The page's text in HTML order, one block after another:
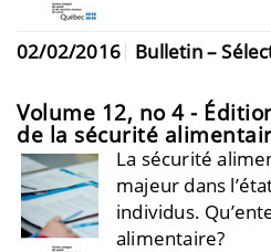
02/02/2016 Bulletin –
Volume 12, no 4 -
de la sécurité
La sécurité
majeur dans
individus.
alimentaire?